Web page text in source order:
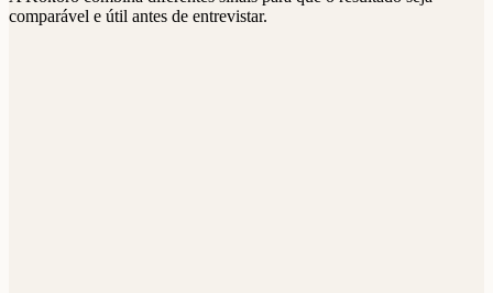
comparável e útil antes de entrevistar.